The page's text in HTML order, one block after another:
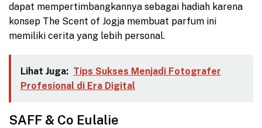
dapat mempertimbangkannya sebagai hadiah karena
konsep The Scent of Jogja membuat parfum ini
memiliki cerita yang lebih personal.
Lihat Juga: Tips Sukses Menjadi Fotografer
Profesional di Era Digital
SAFF & Co Eulalie